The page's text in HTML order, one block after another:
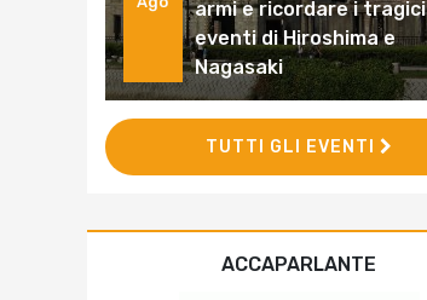
armi e ricordare i tragici
eventi di Hiroshima e
Nagasaki
TUTTI GLI EVENTI
ACCAPARLANTE